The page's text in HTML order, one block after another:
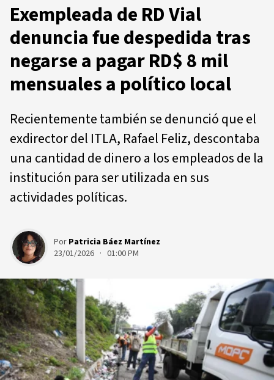
Exempleada de RD Vial
denuncia fue despedida tras
negarse a pagar RD$ 8 mil
mensuales a político local
Recientemente también se denunció que el
exdirector del ITLA, Rafael Feliz, descontaba
una cantidad de dinero a los empleados de la
institución para ser utilizada en sus
actividades políticas.
Por Patricia Báez Martínez
23/01/2026 · 01:00 PM